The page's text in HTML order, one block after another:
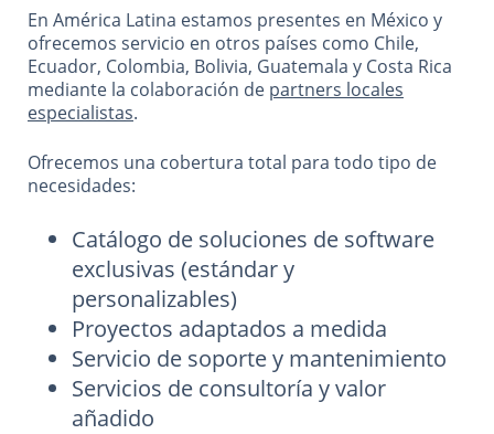
En América Latina estamos presentes en México y
ofrecemos servicio en otros países como Chile,
Ecuador, Colombia, Bolivia, Guatemala y Costa Rica
mediante la colaboración de partners locales
especialistas.
Ofrecemos una cobertura total para todo tipo de
necesidades:
Catálogo de soluciones de software
exclusivas (estándar y
personalizables)
Proyectos adaptados a medida
Servicio de soporte y mantenimiento
Servicios de consultoría y valor
añadido